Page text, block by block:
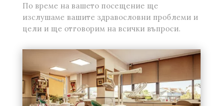
По време на вашето посещение ще
изслушаме вашите здравословни проблеми и
цели и ще отговорим на всички въпроси.